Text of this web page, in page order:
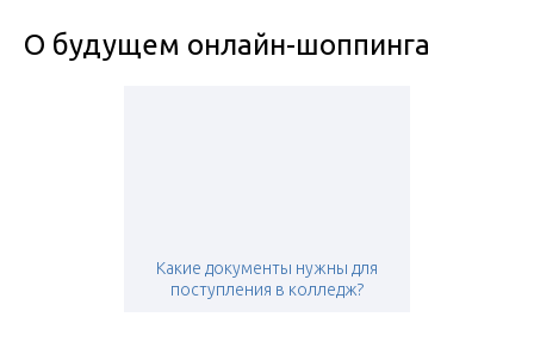
О будущем онлайн-шоппинга
Какие документы нужны для
поступления в колледж?